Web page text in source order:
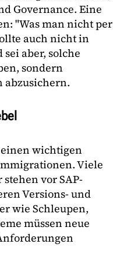
Governance. Eine
"Was man nicht per
auch nicht in
aber, solche
sondern
abzusichern.
wichtigen
Viele
vor SAP-
Versions- und
wie Schleupen,
müssen neue